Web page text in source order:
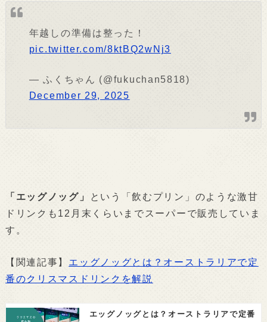
年越しの準備は整った！
pic.twitter.com/8ktBQ2wNj3
— ふくちゃん (@fukuchan5818)
December 29, 2025
「エッグノッグ」
という「飲むプリン」のような激甘
ドリンクも12月末くらいまでスーパーで販売していま
す。
【関連記事】 エッグノッグとは？オーストラリアで定
番のクリスマスドリンクを解説
エッグノッグとは？オーストラリアで定番